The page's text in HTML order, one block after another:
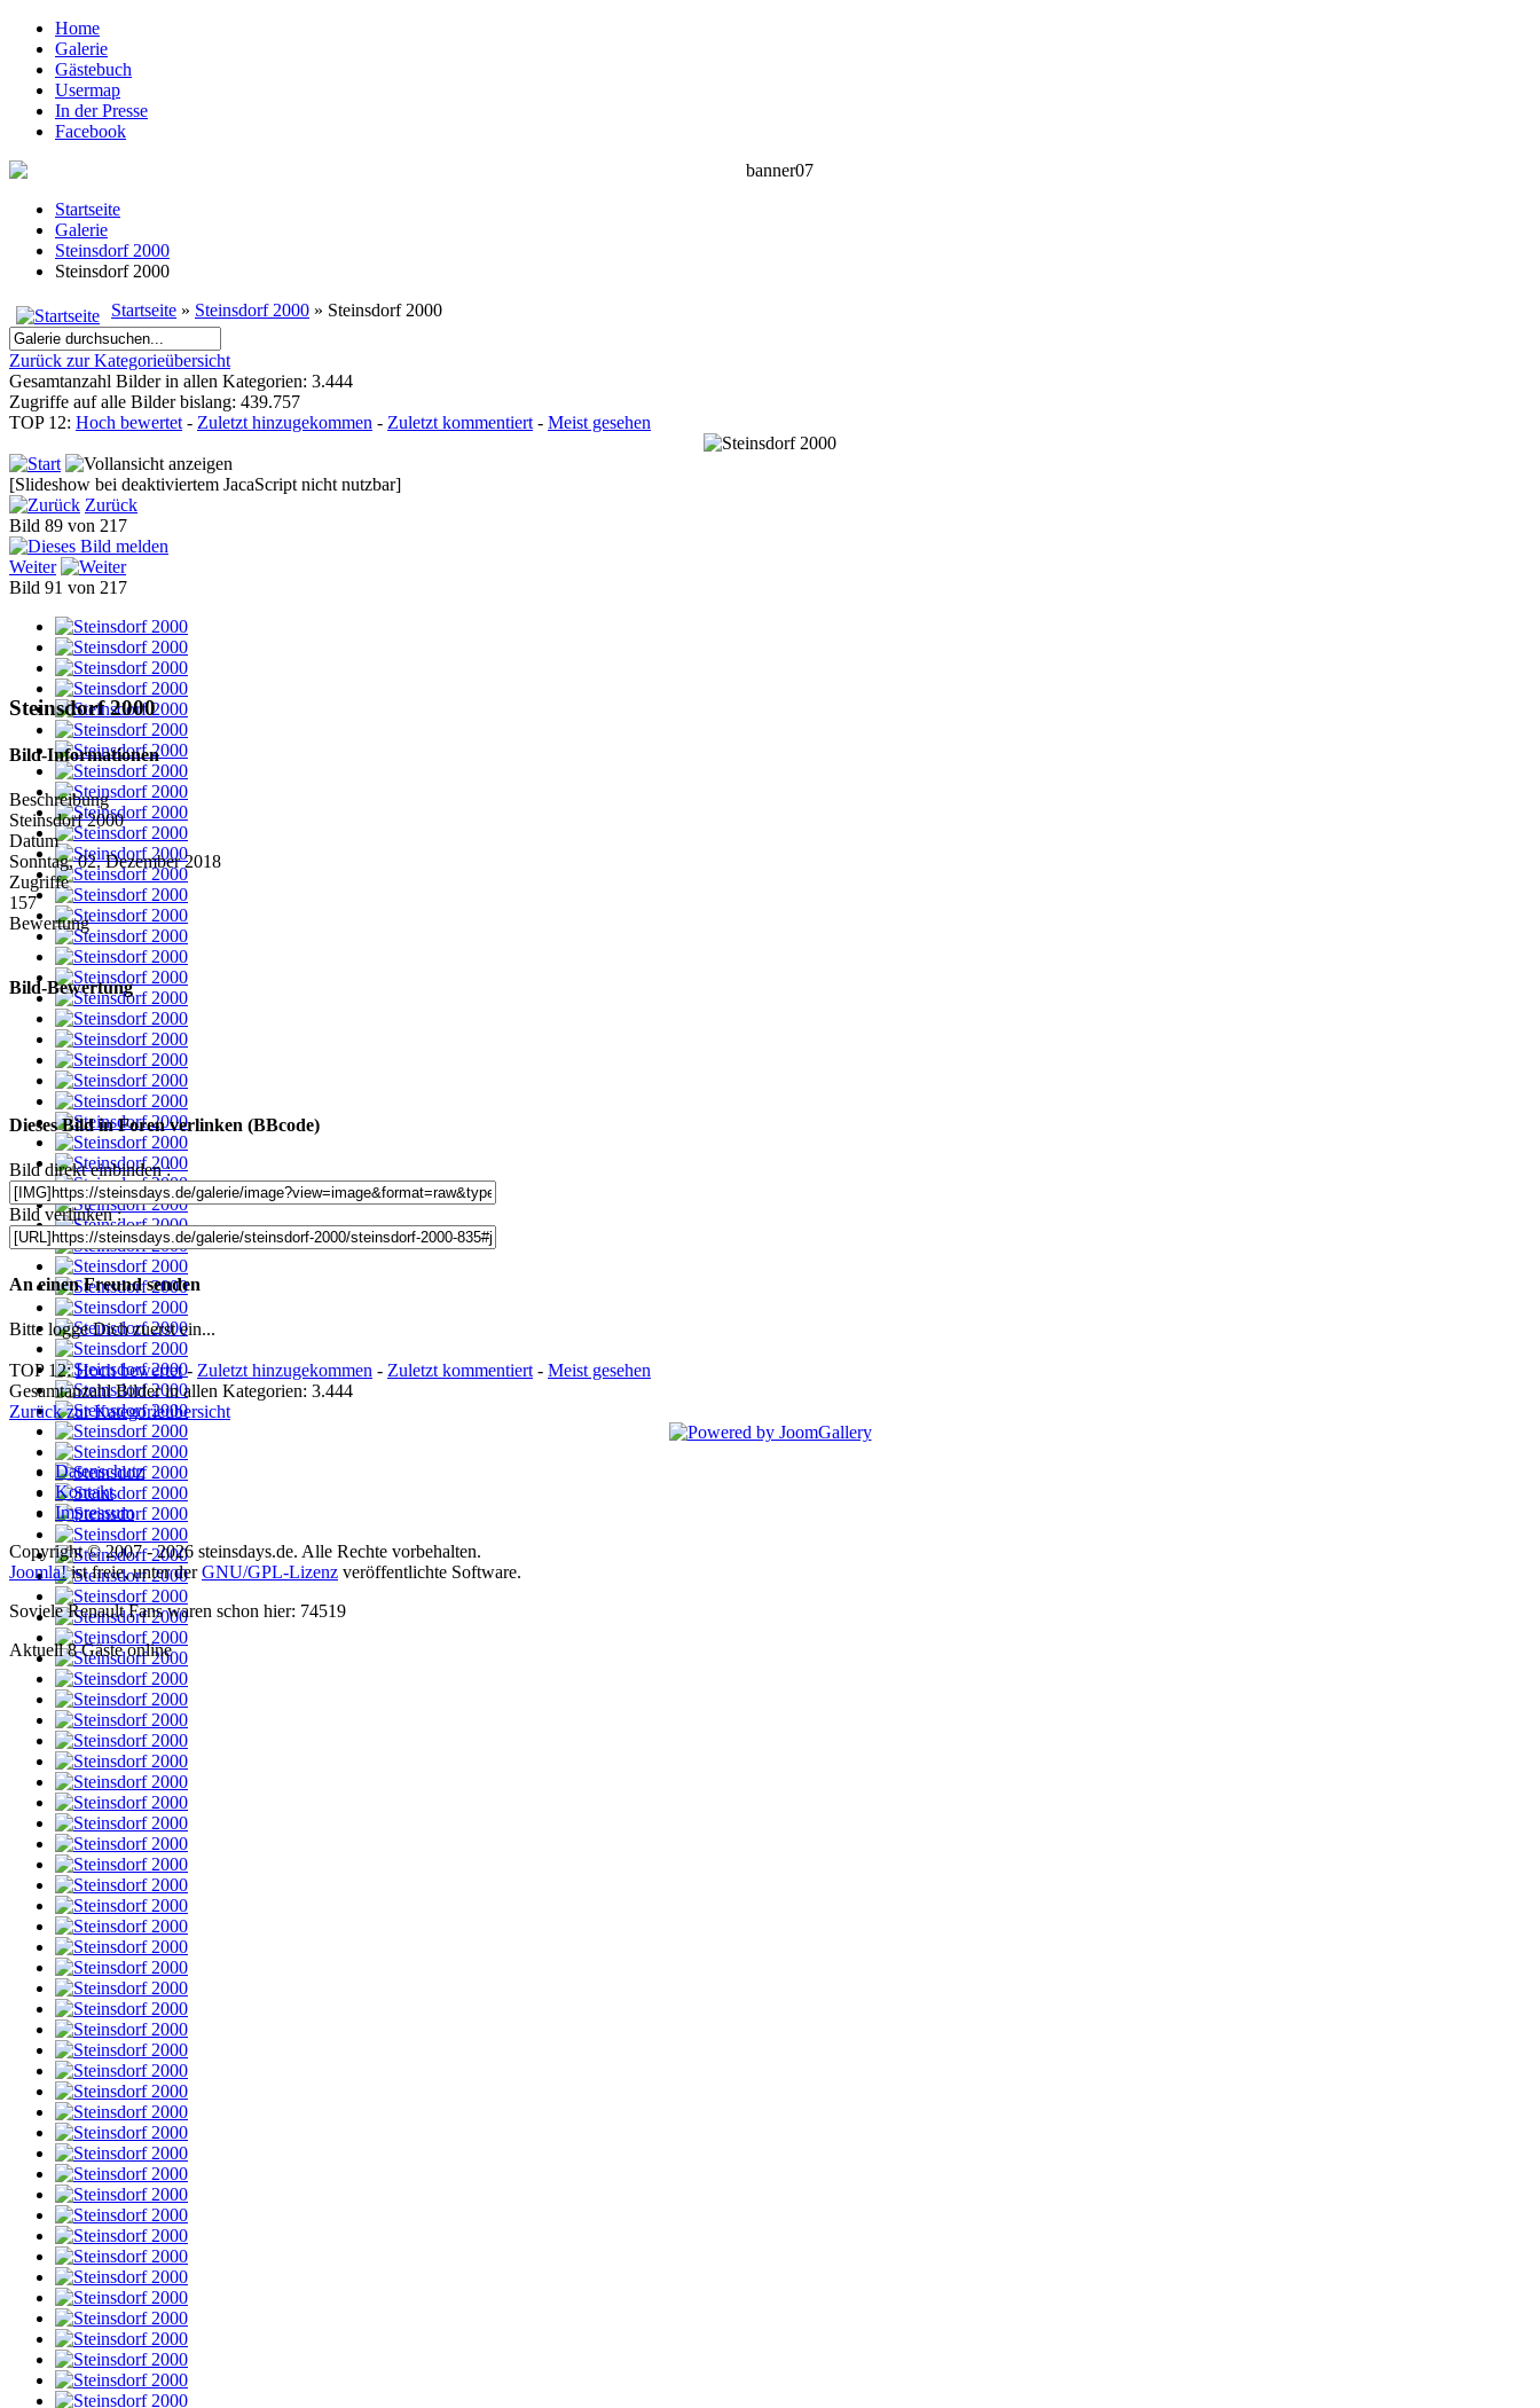
Home
Galerie
Gästebuch
Usermap
In der Presse
Facebook
Startseite
Galerie
Steinsdorf 2000
Steinsdorf 2000
Startseite » Steinsdorf 2000 » Steinsdorf 2000
Zurück zur Kategorieübersicht
Gesamtanzahl Bilder in allen Kategorien: 3.444
Zugriffe auf alle Bilder bislang: 439.757
TOP 12: Hoch bewertet - Zuletzt hinzugekommen - Zuletzt kommentiert - Meist gesehen
[Slideshow bei deaktiviertem JacaScript nicht nutzbar]
Zurück
Bild 89 von 217
Weiter
Bild 91 von 217
Steinsdorf 2000
Bild-Informationen
Beschreibung
Steinsdorf 2000
Datum
Sonntag, 02. Dezember 2018
Zugriffe
157
Bewertung
Bild-Bewertung
Dieses Bild in Foren verlinken (BBcode)
Bild direkt einbinden :
Bild verlinken :
An einen Freund senden
Bitte logge Dich zuerst ein...
TOP 12:Hoch bewertet- Zuletzt hinzugekommen - Zuletzt kommentiert - Meist gesehen
Gesamtanzahl Bilder in allen Kategorien: 3.444
Zurück zur Kategorieübersicht
Datenschutz
Kontakt
Impressum
Copyright © 2007 - 2026 steinsdays.de. Alle Rechte vorbehalten.
Joomla!ist freie, unter derGNU/GPL-Lizenz veröffentlichte Software.
Soviele Renault Fans waren schon hier: 74519
Aktuell 8 Gäste online